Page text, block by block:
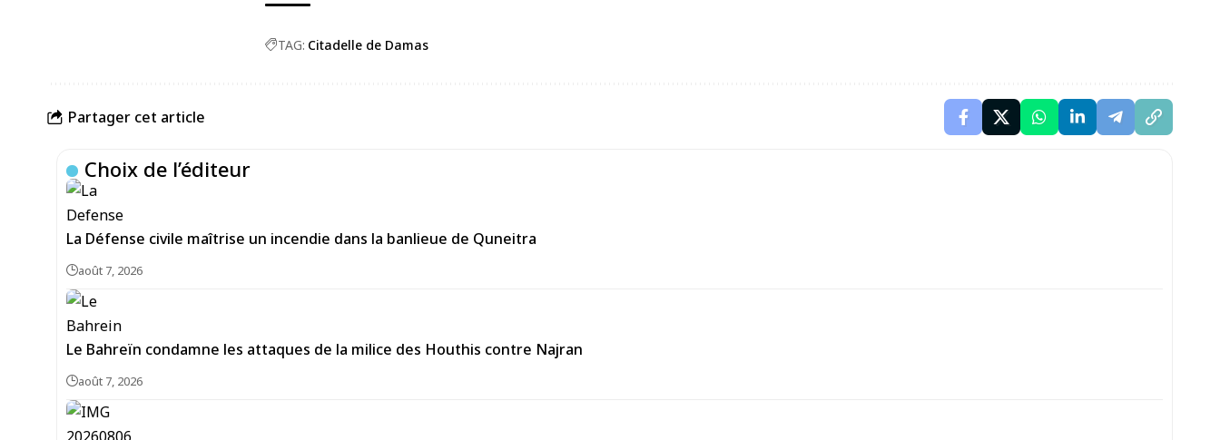
TAG: Citadelle de Damas
Partager cet article
Choix de l’éditeur
La Défense civile maîtrise un incendie dans la banlieue de Quneitra
août 7, 2026
Le Bahreïn condamne les attaques de la milice des Houthis contre Najran
août 7, 2026